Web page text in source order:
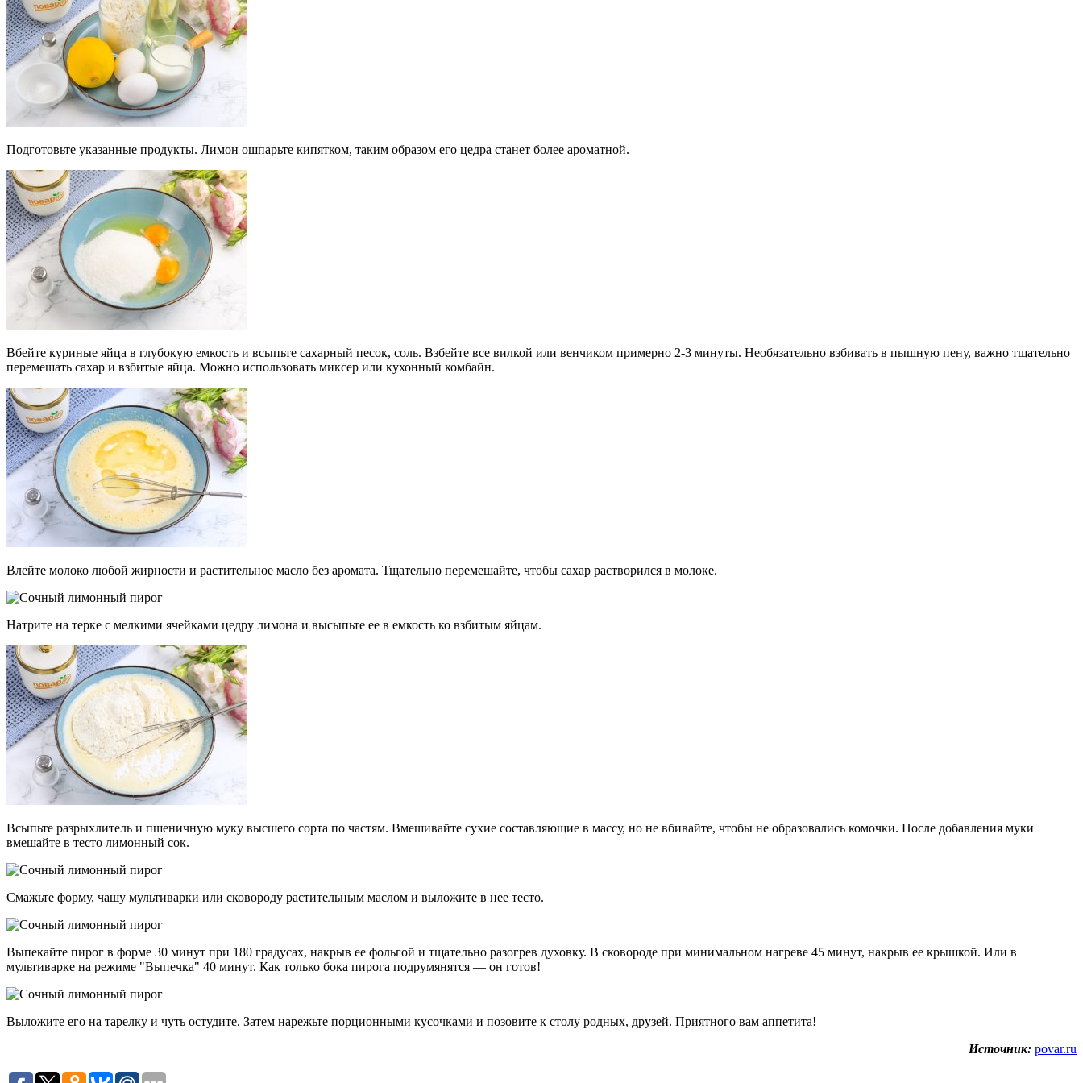
Подготовьте указанные продукты. Лимон ошпарьте кипятком, таким образом его цедра станет более ароматной.
Вбейте куриные яйца в глубокую емкость и всыпьте сахарный песок, соль. Взбейте все вилкой или венчиком примерно 2-3 минуты. Необязательно взбивать в пышную пену, важно тщательно
перемешать сахар и взбитые яйца. Можно использовать миксер или кухонный комбайн.
Влейте молоко любой жирности и растительное масло без аромата. Тщательно перемешайте, чтобы сахар растворился в молоке.
Натрите на терке с мелкими ячейками цедру лимона и высыпьте ее в емкость ко взбитым яйцам.
Всыпьте разрыхлитель и пшеничную муку высшего сорта по частям. Вмешивайте сухие составляющие в массу, но не вбивайте, чтобы не образовались комочки. После добавления муки
вмешайте в тесто лимонный сок.
Смажьте форму, чашу мультиварки или сковороду растительным маслом и выложите в нее тесто.
Выпекайте пирог в форме 30 минут при 180 градусах, накрыв ее фольгой и тщательно разогрев духовку. В сковороде при минимальном нагреве 45 минут, накрыв ее крышкой. Или в
мультиварке на режиме "Выпечка" 40 минут. Как только бока пирога подрумянятся — он готов!
Выложите его на тарелку и чуть остудите. Затем нарежьте порционными кусочками и позовите к столу родных, друзей. Приятного вам аппетита!
Источник: povar.ru